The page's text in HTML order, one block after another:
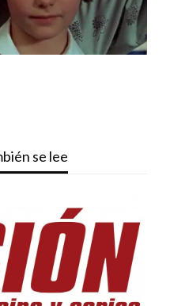
se lee